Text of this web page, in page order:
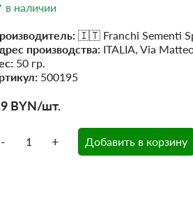
в наличии
🇮🇹 Franchi Sementi
производства:ITALIA, Via
50 гр.
500195
BYN/шт.
- + Добавить в корзину